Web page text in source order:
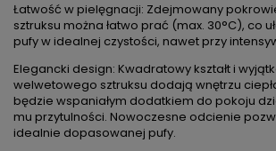
Łatwość w pielęgnacji: Zdejmowany
sztruksu można łatwo prać (max. 30°C), co
pufy w idealnej czystości, nawet przy
Elegancki design: Kwadratowy kształt i
welwetowego sztruksu dodają wnętrzu
będzie wspaniałym dodatkiem do pokoju
mu przytulności. Nowoczesne odcienie
idealnie dopasowanej pufy.